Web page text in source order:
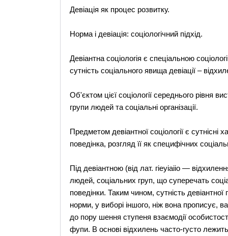
Девіація як процес розвитку.
Норма і девіація: соціологічний підхід.
Девіантна соціологія є спеціальною
сутність соціального явища девіації –
Об'єктом цієї соціології середнього рівня
групи людей та соціальні організації.
Предметом девіантної соціології є сутнісні
поведінка, розгляд її як специфічних
Під девіантною (від лат. гіеуіаііо —
людей, соціальних груп, що суперечать
поведінки. Таким чином, сутність
норми, у виборі іншого, ніж вона прописує,
до пору шення ступеня взаємодії
фупи. В основі відхилень часто-густо